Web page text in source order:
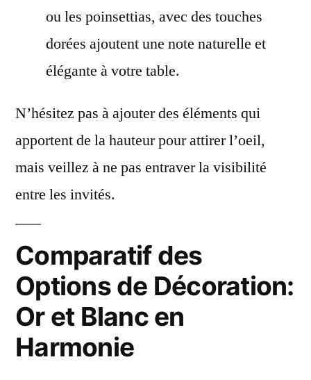
ou les poinsettias, avec des touches
dorées ajoutent une note naturelle et
élégante à votre table.
N’hésitez pas à ajouter des éléments qui
apportent de la hauteur pour attirer l’oeil,
mais veillez à ne pas entraver la visibilité
entre les invités.
Comparatif des
Options de Décoration:
Or et Blanc en
Harmonie